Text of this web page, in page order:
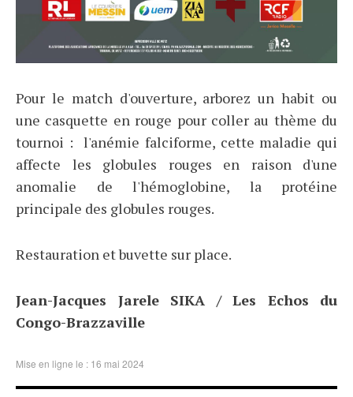
Pour le match d'ouverture, arborez un habit ou
une casquette en rouge pour coller au thème du
tournoi : l'anémie falciforme, cette maladie qui
affecte les globules rouges en raison d'une
anomalie de l'hémoglobine, la protéine
principale des globules rouges.
Restauration et buvette sur place.
Jean-Jacques Jarele SIKA / Les Echos du
Congo-Brazzaville
Mise en ligne le : 16 mai 2024